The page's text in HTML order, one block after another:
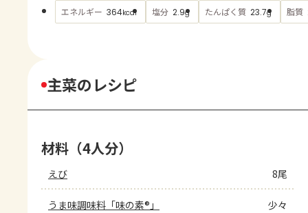
エネルギー 364kcal 塩分 2.9g たんぱく質 23.7g 脂質
主菜のレシピ
材料（4人分）
えび 8尾
うま味調味料「味の素®」 少々